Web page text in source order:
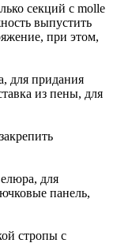
секций с molle
выпустить
при этом,
для придания
из пены, для
для
панель,
стропы с